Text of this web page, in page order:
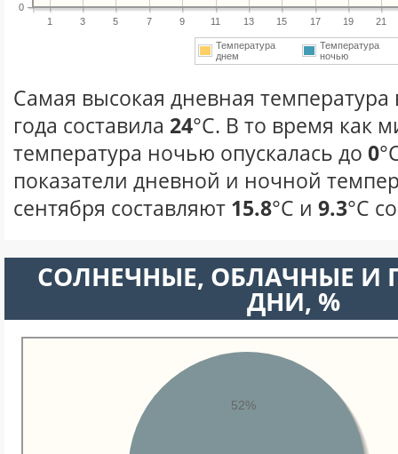
1 3 5 7 9 11 13 15 17 19 21
0
Температура
днем
Температура
ночью
Самая высокая дневная температура
года составила 24°С. В то время как
температура ночью опускалась до 0
показатели дневной и ночной
сентября составляют 15.8°С и 9.3°С
CОЛНЕЧНЫЕ, ОБЛАЧНЫЕ И
ДНИ, %
52%